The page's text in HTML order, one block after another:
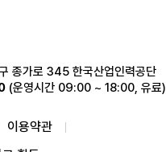
종가로 345 한국산업인력공단
(운영시간 09:00 ~ 18:00, 유료)
이용약관